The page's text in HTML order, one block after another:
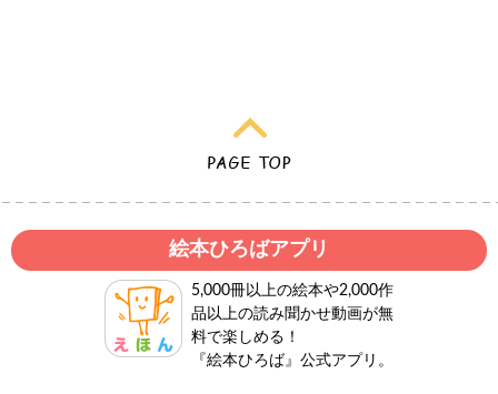
絵本ひろばアプリ
5,000冊以上の絵本や2,000作
品以上の読み聞かせ動画が無
料で楽しめる！
『絵本ひろば』公式アプリ。